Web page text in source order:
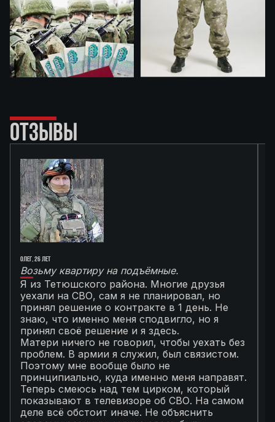
ОТЗЫВЫ
Олег, 26 лет
Возьму квартиру на подъёмные.
Я из Тетюшского района. Многие друзья
уехали на СВО, сам я не планировал, но
принял решение о контракте в 1 день. Не
знаю, что именно меня сподвигло, но я
принял своё решение и я здесь.
Матери ничего не говорил, чтобы уехать без
проблем. В армии я служил, был связистом.
Поэтому мне вообще было не
принципиально, куда именно меня направят.
Теперь смеюсь над тем цирком, который
показывают в телевизоре об СВО. На самом
деле всё обстоит иначе. Не объяснить